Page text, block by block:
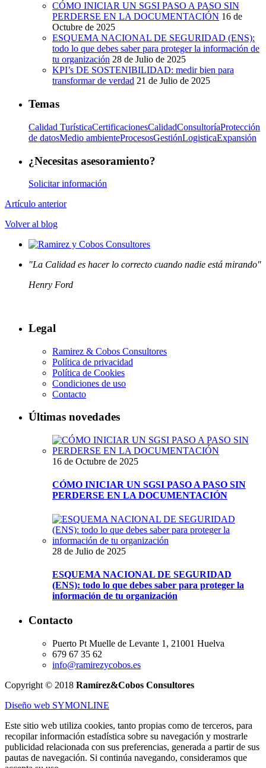
CÓMO INICIAR UN SGSI PASO A PASO SIN
PERDERSE EN LA DOCUMENTACIÓN 16 de
Octubre de 2025
ESQUEMA NACIONAL DE SEGURIDAD (ENS):
todo lo que debes saber para proteger la información de
tu organización 28 de Julio de 2025
KPI’s DE SOSTENIBILIDAD: medir bien para
transformar de verdad 21 de Julio de 2025
Temas
Calidad TurísticaCertificacionesCalidadConsultoríaProtección
de datosMedio ambienteProcesosGestiónLogisticaExpansión
¿Necesitas asesoramiento?
Solicitar información
Artículo anterior
Volver al blog
"La Calidad es hacer lo correcto cuando nadie está mirando"
Henry Ford
Legal
Ramirez & Cobos Consultores
Política de privacidad
Política de Cookies
Condiciones de uso
Contacto
Últimas novedades
16 de Octubre de 2025
CÓMO INICIAR UN SGSI PASO A PASO SIN
PERDERSE EN LA DOCUMENTACIÓN
28 de Julio de 2025
ESQUEMA NACIONAL DE SEGURIDAD
(ENS): todo lo que debes saber para proteger la
información de tu organización
Contacto
Puerto Pt Muelle de Levante 1, 21001 Huelva
679 67 35 62
info@ramirezycobos.es
Copyright © 2018 Ramírez&Cobos Consultores
Diseño web SYMONLINE
Este sitio web utiliza cookies, tanto propias como de terceros, para
recopilar información estadística sobre su navegación y mostrarle
publicidad relacionada con sus preferencias, generada a partir de sus
pautas de navegación. Si continúa navegando, consideramos que